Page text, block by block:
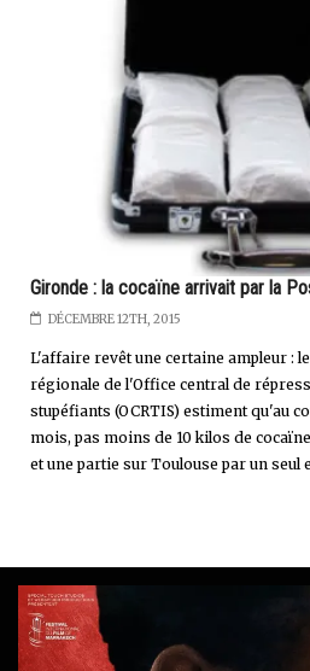
Gironde : la cocaïne arrivait par la
DÉCEMBRE 12TH, 2015
L'affaire revêt une certaine ampleur :
régionale de l'Office central de
stupéfiants (OCRTIS) estiment qu'au
mois, pas moins de 10 kilos de
et une partie sur Toulouse par un seul